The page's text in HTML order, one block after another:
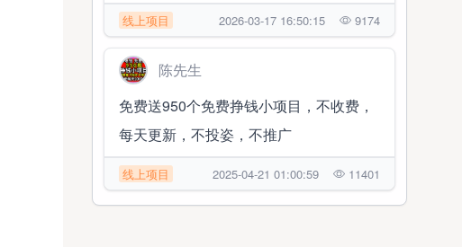
线上项目 2026-03-17 16:50:15 9174
陈先生
免费送950个免费挣钱小项目，不收费，
每天更新，不投姿，不推广
线上项目 2025-04-21 01:00:59 11401